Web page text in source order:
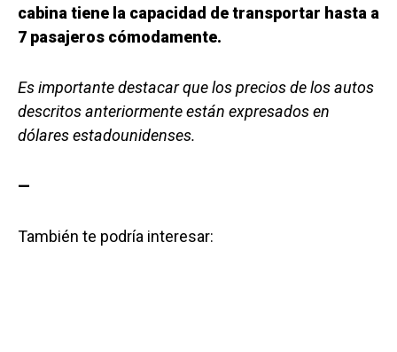
cabina tiene la capacidad de transportar hasta a
7 pasajeros cómodamente.
Es importante destacar que los precios de los autos
descritos anteriormente están expresados en
dólares estadounidenses.
—
También te podría interesar: